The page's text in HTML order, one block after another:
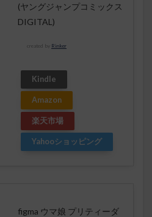
(ヤングジャンプコミックス
DIGITAL)
created by Rinker
Kindle
Amazon
楽天市場
Yahooショッピング
figma ウマ娘 プリティーダ